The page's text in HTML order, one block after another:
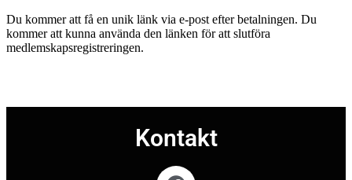
Du kommer att få en unik länk via e-post efter betalningen. Du
kommer att kunna använda den länken för att slutföra
medlemskapsregistreringen.
Kontakt